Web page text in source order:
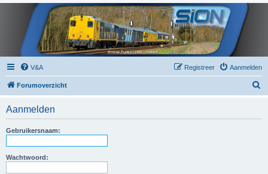
V&A Aanmelden
Registreer
Forumoverzicht
Aanmelden
Gebruikersnaam:
Wachtwoord: